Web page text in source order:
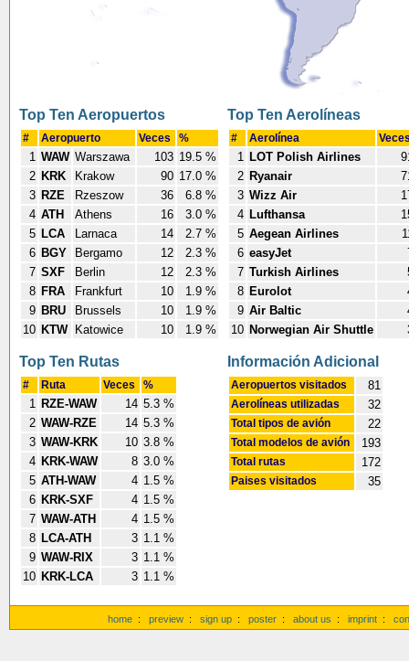
Top Ten Aeropuertos
# Aeropuerto Veces %
1 WAW Warszawa 103 19.5 %
2 KRK Krakow 90 17.0 %
3 RZE Rzeszow 36
6.8 %
4 ATH Athens 16
3.0 %
5 LCA Larnaca 14
2.7 %
6 BGY Bergamo 12
2.3 %
7 SXF Berlin 12
2.3 %
8 FRA Frankfurt 10
1.9 %
9 BRU Brussels 10
1.9 %
10 KTW Katowice 10 1.9 %
Top Ten Aerolíneas
# Aerolínea
1 LOT Polish Airlines
2 Ryanair
3 Wizz Air
4 Lufthansa
5 Aegean Airlines
6 easyJet
7 Turkish Airlines
8 Eurolot
9 Air Baltic
10 Norwegian Air Shuttle
Top Ten Rutas
# Ruta Veces %
1 RZE-WAW 14 5.3 %
2 WAW-RZE 14 5.3 %
3 WAW-KRK 10 3.8 %
4 KRK-WAW 8 3.0 %
5 ATH-WAW 4 1.5 %
6 KRK-SXF 4 1.5 %
7 WAW-ATH 4 1.5 %
8 LCA-ATH 3 1.1 %
9 WAW-RIX 3 1.1 %
10 KRK-LCA 3 1.1 %
Información Adicional
Aeropuertos visitados 81
Aerolíneas utilizadas 32
Total tipos de avión 22
Total modelos de avión 193
Total rutas 172
Paises visitados 35
home : preview : sign up : poster : about us : imprint :